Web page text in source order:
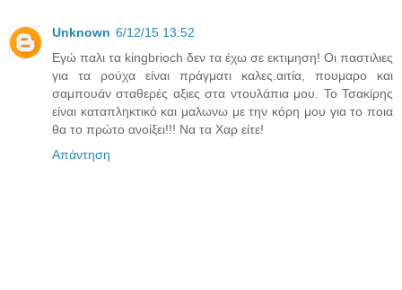
Unknown 6/12/15 13:52
Εγώ παλι τα kingbrioch δεν τα έχω σε εκτιμηση! Οι παστιλιες
για τα ρούχα είναι πράγματι καλες.αιτία, πουμαρο και
σαμπουάν σταθερές αξιες στα ντουλάπια μου. Το Τσακίρης
είναι καταπληκτικό και μαλωνω με την κόρη μου για το ποια
θα το πρώτο ανοίξει!!! Να τα Χαρ είτε!
Απάντηση